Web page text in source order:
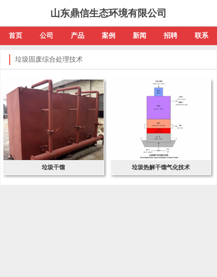
山东鼎信生态环境有限公司
首页 公司 产品 案例 新闻 招聘 联系
垃圾固废综合处理技术
垃圾干馏 垃圾热解干馏气化技术